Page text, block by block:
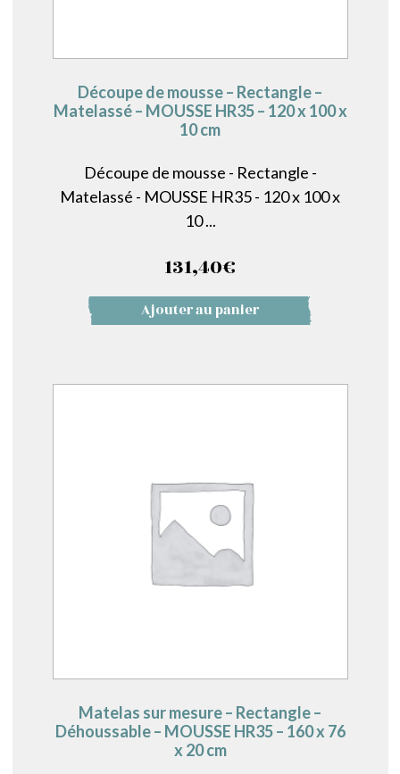
Découpe de mousse – Rectangle –
Matelassé – MOUSSE HR35 – 120 x 100 x
10 cm
Découpe de mousse - Rectangle -
Matelassé - MOUSSE HR35 - 120 x 100 x
10 ...
131,40€
Ajouter au panier
Matelas sur mesure – Rectangle –
Déhoussable – MOUSSE HR35 – 160 x 76
x 20 cm